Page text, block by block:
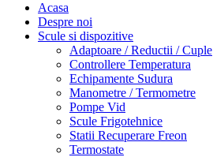
Acasa
Despre noi
Scule si dispozitive
Adaptoare / Reductii / Cuple
Controllere Temperatura
Echipamente Sudura
Manometre / Termometre
Pompe Vid
Scule Frigotehnice
Statii Recuperare Freon
Termostate